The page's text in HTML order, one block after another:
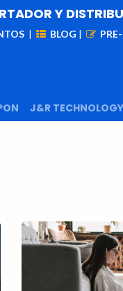
Y
| BLOG |
J&R TECHNOLOGY